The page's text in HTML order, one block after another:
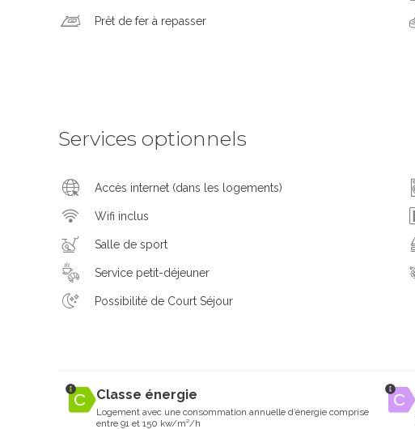
Prêt de fer à repasser
Services optionnels
Accès internet (dans les logements)
Wifi inclus
Salle de sport
Service petit-déjeuner
Possibilité de Court Séjour
Classe énergie
Logement avec une consommation annuelle d’énergie comprise
entre 91 et 150 kw/m²/h